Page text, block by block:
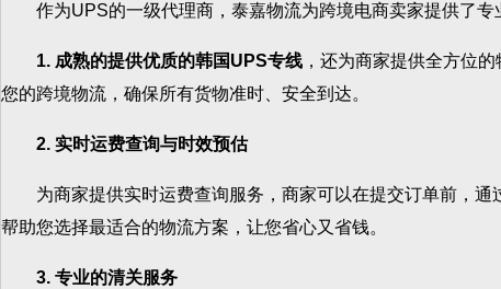
作为UPS的一级代理商，泰嘉物流为跨境电商卖家提供了专
1. 成熟的提供优质的韩国UPS专线 ，还为商家提供全方位
您的跨境物流，确保所有货物准时、安全到达。
2. 实时运费查询与时效预估
为商家提供实时运费查询服务，商家可以在提交订单前，通
帮助您选择最适合的物流方案，让您省心又省钱。
3. 专业的清关服务